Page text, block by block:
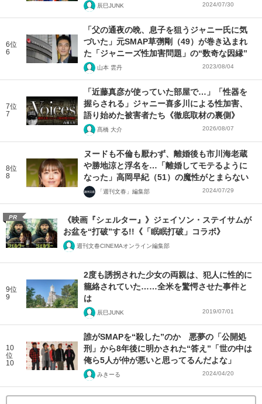
辰巳JUNK 2024/07/30
6位
6
「父の通夜の晩、息子を狙うジャニー氏に気
づいた」元SMAP草彅剛（49）が巻き込まれ
た「ジャニーズ性加害問題」の“数奇な因縁”
山本 雲丹 2023/08/04
7位
7
「近藤真彦が使っていた部屋で…」「性器を
握らされる」ジャニー喜多川による性加害、
語り始めた被害者たち《徹底取材の裏側》
髙橋 大介 2026/08/07
8位
8
ヌードも不倫も厭わず、離婚後も市川海老蔵
や勝地涼と浮名を…「離婚してモテるように
なった」高岡早紀（51）の魔性がとまらない
「週刊文春」編集部 2024/07/29
PR
《映画『シェルター』》ジェイソン・ステイサムが
お盆を“打破”する!!《「眠眠打破」コラボ》
週刊文春CINEMAオンライン編集部
9位
9
2度も誘拐された少女の両親は、犯人に性的に
籠絡されていた……全米を驚愕させた事件と
は
辰巳JUNK 2019/07/01
10
位
10
誰がSMAPを“殺した”のか 悪夢の「公開処
刑」から8年後に明かされた“答え”「世の中は
俺ら5人が仲が悪いと思ってるんだよな」
みきーる 2024/04/20